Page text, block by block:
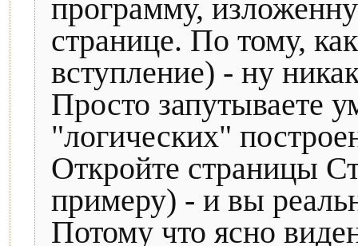
программу,
странице. По тому,
вступление) - ну
Просто запутываете
"логических"
Откройте страницы
примеру) - и вы
Потому что ясно